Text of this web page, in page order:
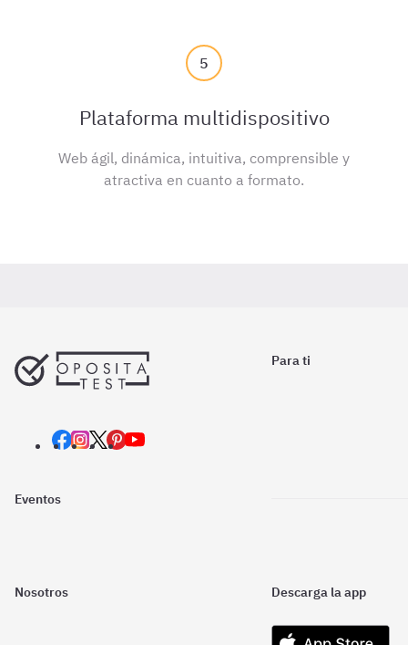
5
Plataforma multidispositivo
Web ágil, dinámica, intuitiva, comprensible y
atractiva en cuanto a formato.
Para ti
Eventos
Nosotros Descarga la app